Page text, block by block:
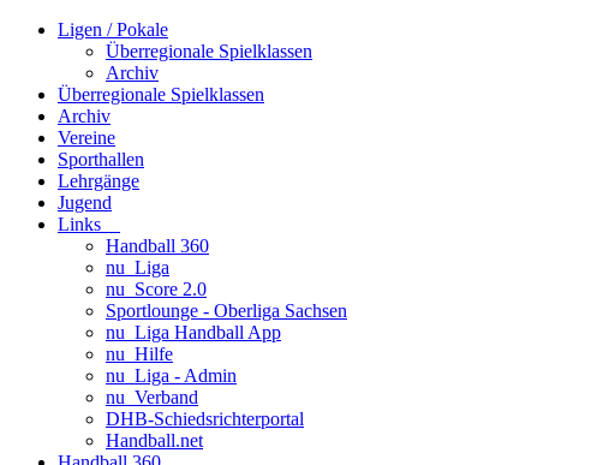
Ligen / Pokale
Überregionale Spielklassen
Archiv
Überregionale Spielklassen
Archiv
Vereine
Sporthallen
Lehrgänge
Jugend
Links
Handball 360
nu_Liga
nu_Score 2.0
Sportlounge - Oberliga Sachsen
nu_Liga Handball App
nu_Hilfe
nu_Liga - Admin
nu_Verband
DHB-Schiedsrichterportal
Handball.net